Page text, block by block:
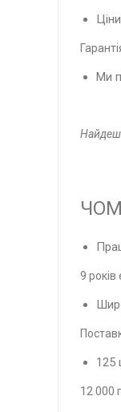
Ми
9 років
125
12 000